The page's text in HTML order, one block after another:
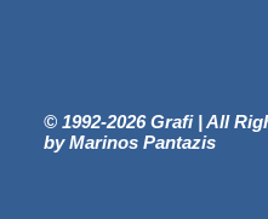
© 1992-2026 Grafi | All
by Marinos Pantazis